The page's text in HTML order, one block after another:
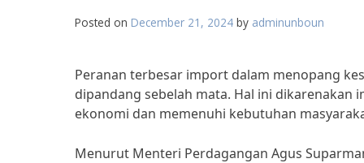
Posted on December 21, 2024 by adminunboun
Peranan terbesar import dalam menopang
dipandang sebelah mata. Hal ini dikarenakan
ekonomi dan memenuhi kebutuhan
Menurut Menteri Perdagangan Agus